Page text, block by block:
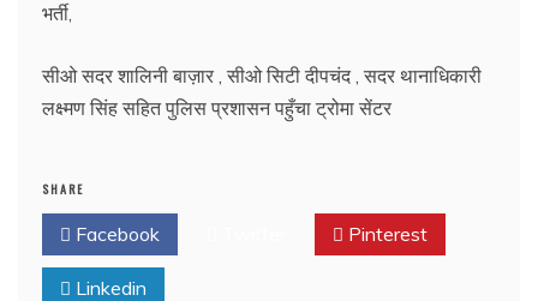
भर्ती,
सीओ सदर शालिनी बाज़ार , सीओ सिटी दीपचंद , सदर थानाधिकारी
लक्ष्मण सिंह सहित पुलिस प्रशासन पहुँचा ट्रोमा सेंटर
SHARE
Facebook Pinterest
Linkedin